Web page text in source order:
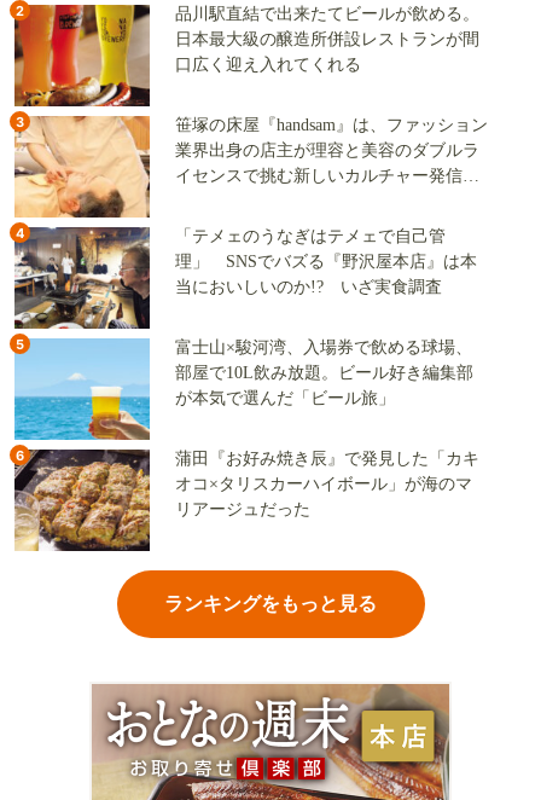
2
品川駅直結で出来たてビールが飲める。
日本最大級の醸造所併設レストランが間
口広く迎え入れてくれる
3
笹塚の床屋『handsam』は、ファッション
業界出身の店主が理容と美容のダブルラ
イセンスで挑む新しいカルチャー発信基
4
「テメェのうなぎはテメェで自己管
理」 SNSでバズる『野沢屋本店』は本
当においしいのか!? いざ実食調査
5
富士山×駿河湾、入場券で飲める球場、
部屋で10L飲み放題。ビール好き編集部
が本気で選んだ「ビール旅」
6
蒲田『お好み焼き辰』で発見した「カキ
オコ×タリスカーハイボール」が海のマ
リアージュだった
ランキングをもっと見る